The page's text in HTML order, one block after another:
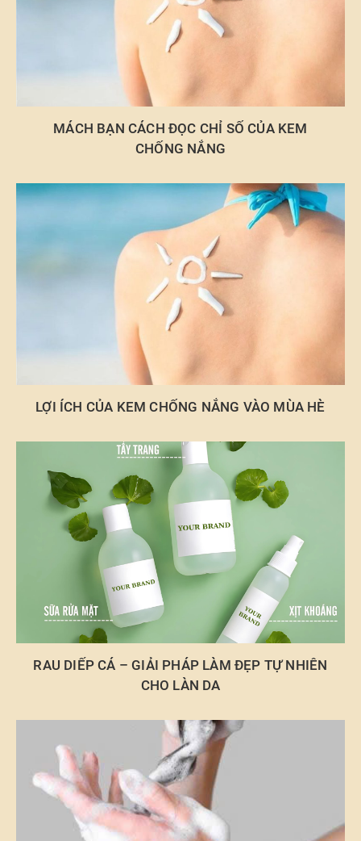
MÁCH BẠN CÁCH ĐỌC CHỈ SỐ CỦA KEM
CHỐNG NẮNG
LỢI ÍCH CỦA KEM CHỐNG NẮNG VÀO MÙA HÈ
RAU DIẾP CÁ – GIẢI PHÁP LÀM ĐẸP TỰ NHIÊN
CHO LÀN DA